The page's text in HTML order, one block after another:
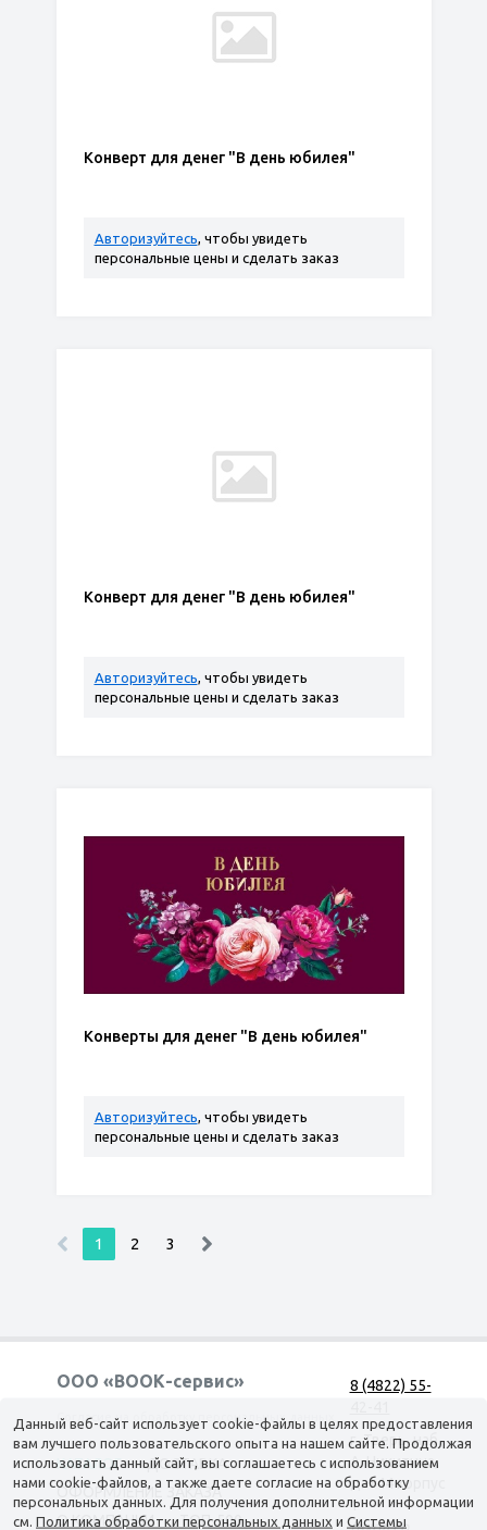
Конверт для денег "В день юбилея"
Авторизуйтесь, чтобы увидеть
персональные цены и сделать заказ
Конверт для денег "В день юбилея"
Авторизуйтесь, чтобы увидеть
персональные цены и сделать заказ
Конверты для денег "В день юбилея"
Авторизуйтесь, чтобы увидеть
персональные цены и сделать заказ
1 2 3
ООО «ВООК-сервис»
Согласие на обработку персональных данных
КАТАЛОГ
ДОСТАВКА
ОФОРМЛЕНИЕ ЗАКАЗА
О КОМПАНИИ
ТОП-500
8 (4822) 55-
г. Тверь, наб.
А. Никитина,
д. 144 корпус
1
Данный веб-сайт использует cookie-файлы в целях предоставления
вам лучшего пользовательского опыта на нашем сайте. Продолжая
использовать данный сайт, вы соглашаетесь с использованием
нами cookie-файлов, а также даете согласие на обработку
персональных данных. Для получения дополнительной информации
см. Политика обработки персональных данных и Системы